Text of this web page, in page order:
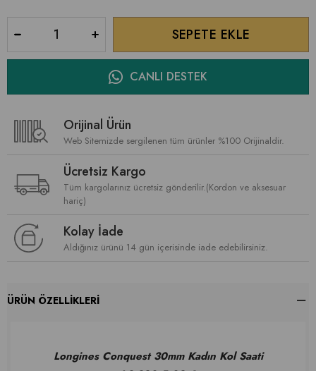
CANLI DESTEK
Orijinal Ürün
Web Sitemizde sergilenen tüm ürünler %100 Orijinaldir.
Ücretsiz Kargo
Tüm kargolarınız ücretsiz gönderilir.(Kordon ve aksesuar
hariç)
Kolay İade
Aldığınız ürünü 14 gün içerisinde iade edebilirsiniz.
ÜRÜN ÖZELLIKLERI
Longines Conquest 30mm Kadın Kol Saati